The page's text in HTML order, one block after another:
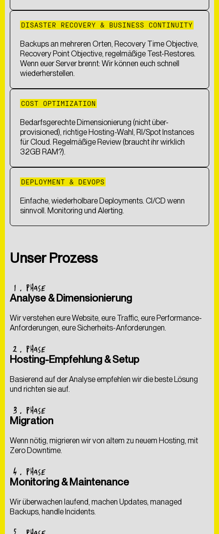
DISASTER RECOVERY & BUSINESS CONTINUITY
Backups an mehreren Orten, Recovery Time Objective,
Recovery Point Objective, regelmäßige Test-Restores.
Wenn euer Server brennt: Wir können euch schnell
wiederherstellen.
COST OPTIMIZATION
Bedarfsgerechte Dimensionierung (nicht über-
provisioned), richtige Hosting-Wahl, RI/Spot Instances
für Cloud. Regelmäßige Review (braucht ihr wirklich
32GB RAM?).
DEPLOYMENT & DEVOPS
Einfache, wiederholbare Deployments. CI/CD wenn
sinnvoll. Monitoring und Alerting.
Unser Prozess
1 . PHASE
Analyse & Dimensionierung
Wir verstehen eure Website, eure Traffic, eure Performance-
Anforderungen, eure Sicherheits-Anforderungen.
2 . PHASE
Hosting-Empfehlung & Setup
Basierend auf der Analyse empfehlen wir die beste Lösung
und richten sie auf.
3 . PHASE
Migration
Wenn nötig, migrieren wir von altem zu neuem Hosting, mit
Zero Downtime.
4 . PHASE
Monitoring & Maintenance
Wir überwachen laufend, machen Updates, managed
Backups, handle Incidents.
Alskreative DigitalagenturentwickelnwirLösungen, die
nicht nur begeistern,sondern auch messbareErgebnisse
liefern